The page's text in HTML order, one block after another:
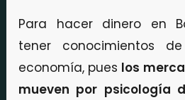
Para hacer dinero en
tener conocimientos
economía, pues los
mueven por psicología